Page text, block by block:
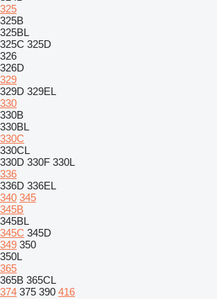
325
325B
325BL
325C 325D
326
326D
329
329D 329EL
330
330B
330BL
330C
330CL
330D 330F 330L
336
336D 336EL
340 345
345B
345BL
345C 345D
349 350
350L
365
365B 365CL
374 375 390 416